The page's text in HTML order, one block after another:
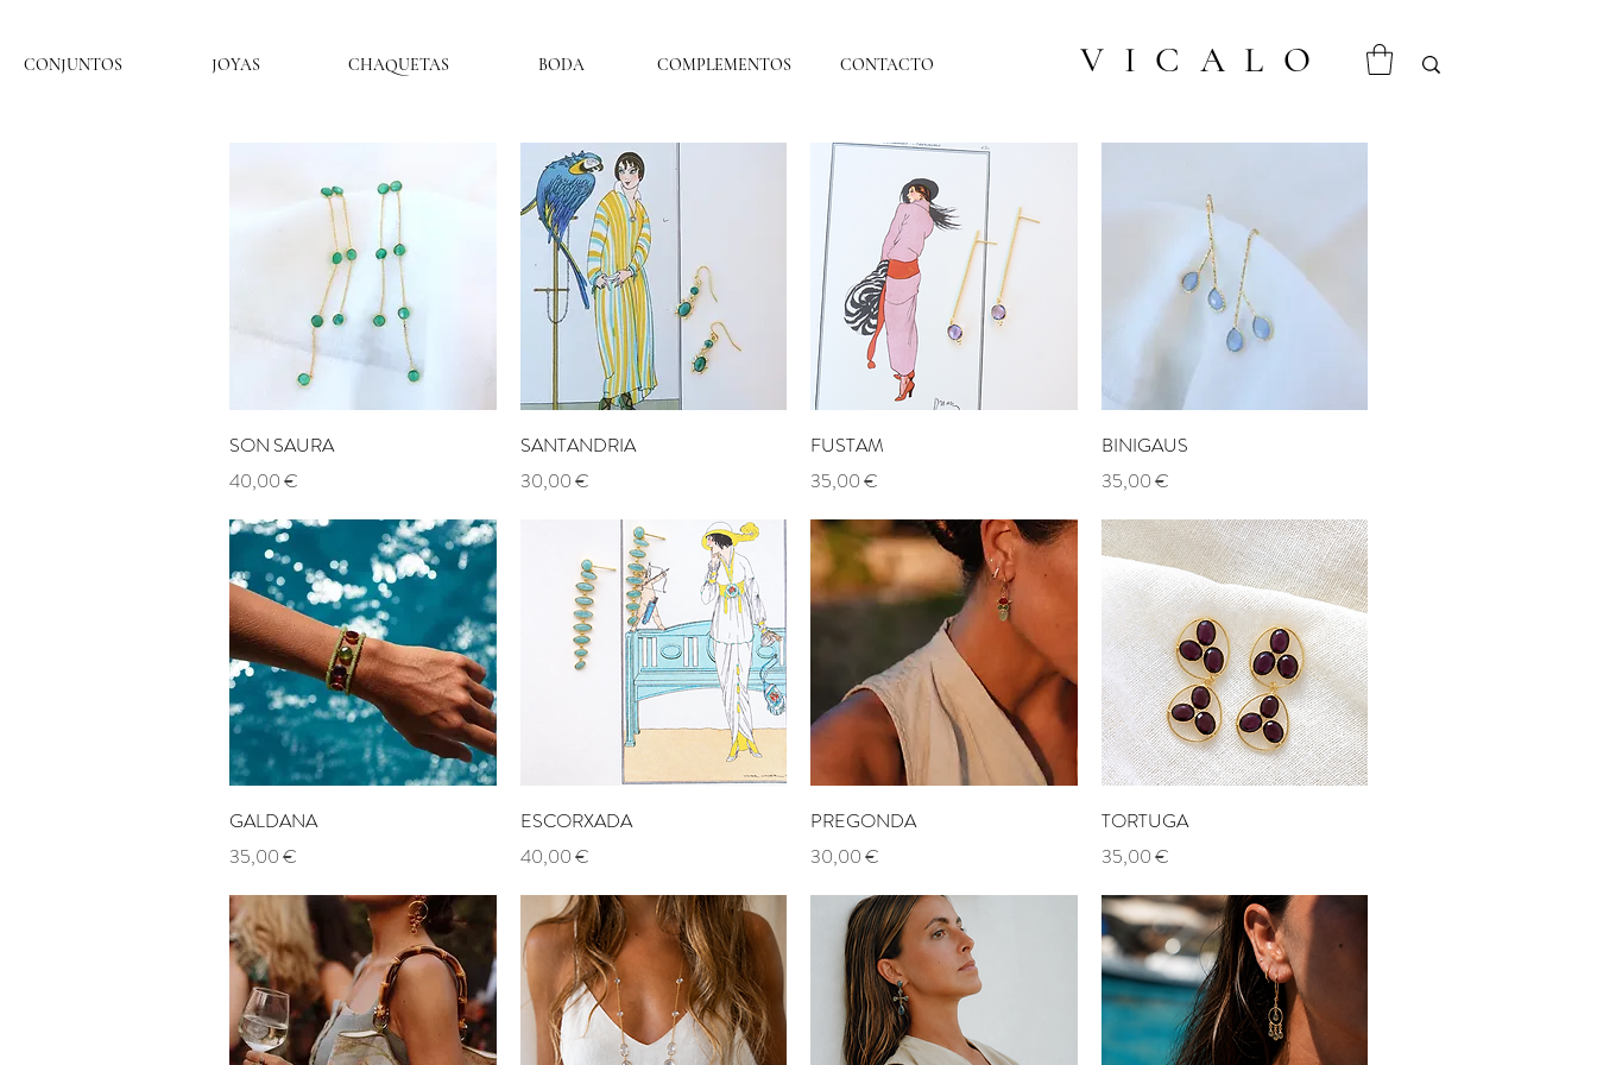
CONJUNTOS JOYAS CHAQUETAS BODA COMPLEMENTOS CONTACTO VICALO
Aperçu rapide
SON SAURA
Prix
40,00 €
Aperçu rapide
SANTANDRIA
Prix
30,00 €
FUSTAM
Prix
35,00 €
BINIGAUS
Prix
35,00 €
Aperçu rapide
GALDANA
Prix
35,00 €
Aperçu rapide
ESCORXADA
Prix
40,00 €
Aperçu rapide
PREGONDA
Prix
30,00 €
TORTUGA
Prix
35,00 €